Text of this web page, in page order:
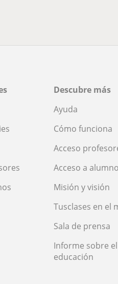
Descubre más
Ayuda
Cómo funciona
Acceso
Acceso a
Misión y visión
Tusclases en el
Sala de prensa
Informe sobre
educación